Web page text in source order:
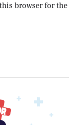
browser for the